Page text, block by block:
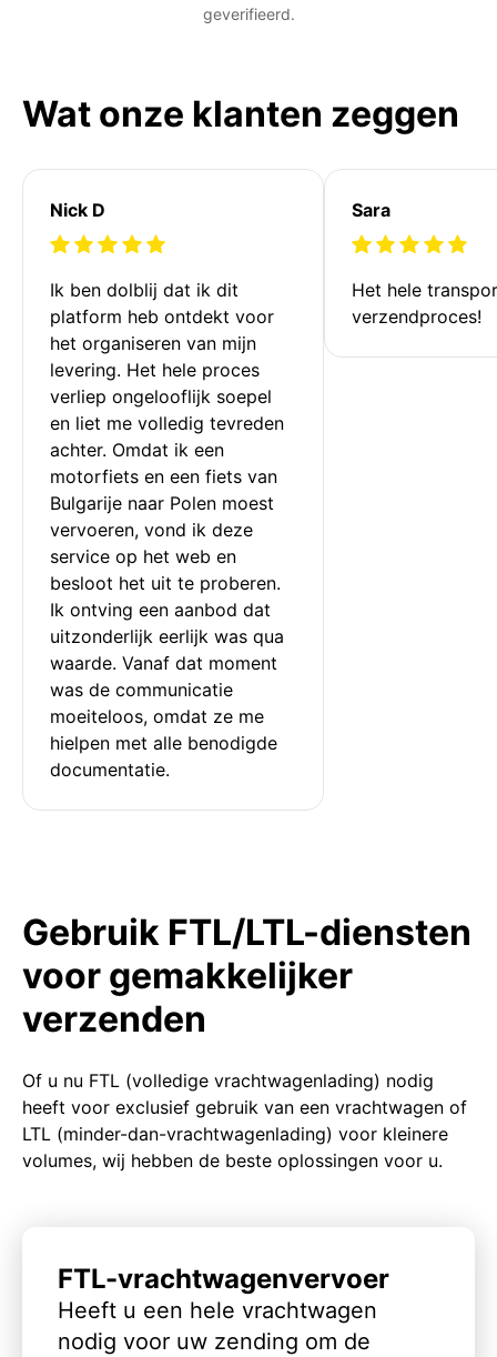
geverifieerd.
Wat onze klanten zeggen
Nick D
Ik ben dolblij dat ik dit
platform heb ontdekt voor
het organiseren van mijn
levering. Het hele proces
verliep ongelooflijk soepel
en liet me volledig tevreden
achter. Omdat ik een
motorfiets en een fiets van
Bulgarije naar Polen moest
vervoeren, vond ik deze
service op het web en
besloot het uit te proberen.
Ik ontving een aanbod dat
uitzonderlijk eerlijk was qua
waarde. Vanaf dat moment
was de communicatie
moeiteloos, omdat ze me
hielpen met alle benodigde
documentatie.
Sara
Het hele
verzendproces!
Gebruik FTL/LTL-diensten
voor gemakkelijker
verzenden
Of u nu FTL (volledige vrachtwagenlading) nodig
heeft voor exclusief gebruik van een vrachtwagen of
LTL (minder-dan-vrachtwagenlading) voor kleinere
volumes, wij hebben de beste oplossingen voor u.
FTL-vrachtwagenvervoer
Heeft u een hele vrachtwagen
nodig voor uw zending om de